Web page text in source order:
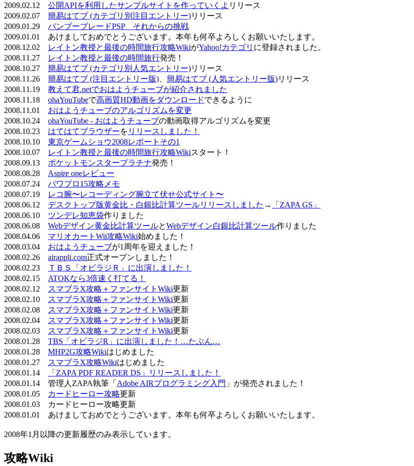
2009.02.12 公開APIを利用したサンプルサイトを作っていくよ リリース
2009.02.07 簡易はてブ (カテゴリ別注目エントリー)リリース
2009.01.29 バンブーブレードPSP それからの挑戦
2009.01.01 あけましておめでとうございます。本年も何卒よろしくお願いいたします。
2008.12.02
レイトン教授と最後の時間旅行攻略WikiがYahoo!カテゴリ に登録されました。
2008.11.27
レイトン教授と最後の時間旅行発売！
2008.10.27 簡易はてブ (カテゴリ別人気エントリー)リリース
2008.11.26 簡易はてブ (注目エントリー版) 簡易はてブ (人気エントリー版)リリース
2008.11.19 教えて君.netでおはようチューブが紹介されました
2008.11.18 ohaYouTubeで高画質HD動画をダウンロードできるように
2008.11.01 おはようチューブのアルゴリズムを変更
2008.10.24 ohaYouTube - おはようチューブの動画取得アルゴリズムを変更
2008.10.23 はてはてブラウザーを リリースしました！
2008.10.10 東京ゲームショウ2008レポートその1
2008.10.07
レイトン教授と最後の時間旅行攻略Wikiスタート！
2008.09.13 ポケットモンスタープラチナ発売！
2008.08.28 Aspire oneレビュー
2008.07.24 パワプロ15攻略メモ
2008.07.19
レコ腕〜レコーディング腕立て伏せ公式サイト〜
2008.06.12 デスクトップ版黄金比・白銀比計算ツールリリースしました →
「ZAPA GS」
2008.06.10 ツンデレ知恵袋作りました
2008.06.08 Webデザイン黄金比計算ツールとWebデザイン白銀比計算ツール作りました
2008.04.06 マリオカートWii攻略Wiki始めました！
2008.03.04 おはようチューブが1周年を迎えました！
2008.02.26 airappli.com正式オープンしました！
2008.02.23
ＴＢＳ「オビラジＲ」に出演しました！
2008.02.15 ATOKなら3倍速く打てる！
2008.02.12
スマブラX攻略＋ファンサイトWiki更新
2008.02.10
スマブラX攻略＋ファンサイトWiki更新
2008.02.08
スマブラX攻略＋ファンサイトWiki更新
2008.02.04
スマブラX攻略＋ファンサイトWiki更新
2008.02.03
スマブラX攻略＋ファンサイトWiki更新
2008.01.28 TBS「オビラジR」に出演しました！…たぶん…
2008.01.28 MHP2G攻略Wikiはじめました
2008.01.27
スマブラX攻略Wikiはじめました
2008.01.14
「ZAPA PDF READER DS」リリースしました！
2008.01.14 管理人ZAPA執筆「 Adobe AIRプログラミング入門 」が発売されました！
2008.01.05
カードヒーロー攻略更新
2008.01.03 カードヒーロー攻略更新
2008.01.01 あけましておめでとうございます。本年も何卒よろしくお願いいたします。
2008年1月以降の更新履歴のみ表示しています。
攻略Wiki